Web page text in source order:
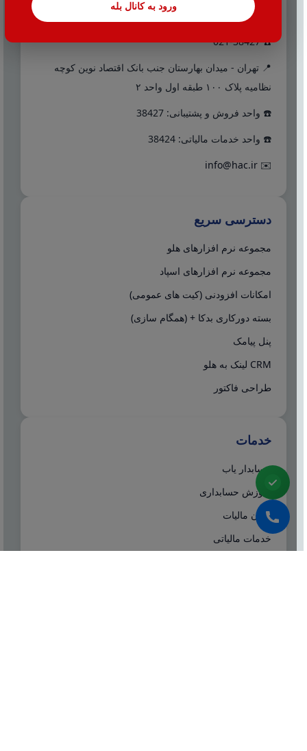
ورود به کانال بله تماس با ما
☎️ 021-38427
📍 تهران - میدان بهارستان جنب بانک اقتصاد نوین کوچه
نظامیه پلاک ۱۰۰ طبقه اول واحد ۲
☎️ واحد فروش و پشتیبانی: 38427
☎️ واحد خدمات مالیاتی: 38424
✉️
info@hac.ir
دسترسی سریع
مجموعه نرم افزارهای هلو
مجموعه نرم افزارهای اسپاد
امکانات افزودنی (کیت های عمومی)
بسته دورکاری بدکا + (همگام سازی)
پنل پیامک
CRM لینک به هلو
طراحی فاکتور
خدمات
حسابدار یاب
آموزش حسابداری
ایران مالیات
خدمات مالیاتی